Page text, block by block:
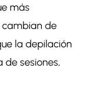
más
cambian de
la depilación
de sesiones,